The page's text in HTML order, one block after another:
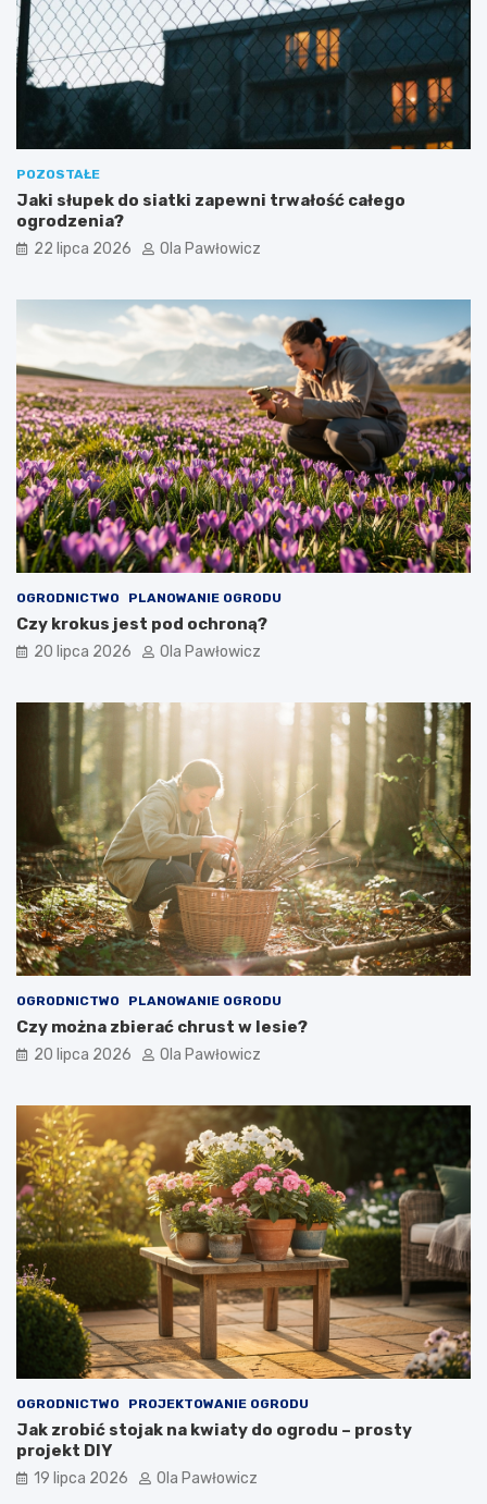
POZOSTAŁE
Jaki słupek do siatki zapewni trwałość całego
ogrodzenia?
22 lipca 2026 Ola Pawłowicz
OGRODNICTWO PLANOWANIE OGRODU
Czy krokus jest pod ochroną?
20 lipca 2026 Ola Pawłowicz
OGRODNICTWO PLANOWANIE OGRODU
Czy można zbierać chrust w lesie?
20 lipca 2026 Ola Pawłowicz
OGRODNICTWO PROJEKTOWANIE OGRODU
Jak zrobić stojak na kwiaty do ogrodu – prosty
projekt DIY
19 lipca 2026 Ola Pawłowicz